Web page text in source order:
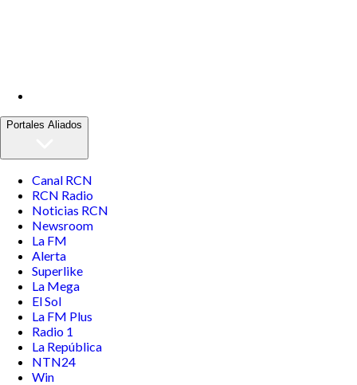
Portales Aliados
Canal RCN
RCN Radio
Noticias RCN
Newsroom
La FM
Alerta
Superlike
La Mega
El Sol
La FM Plus
Radio 1
La República
NTN24
Win